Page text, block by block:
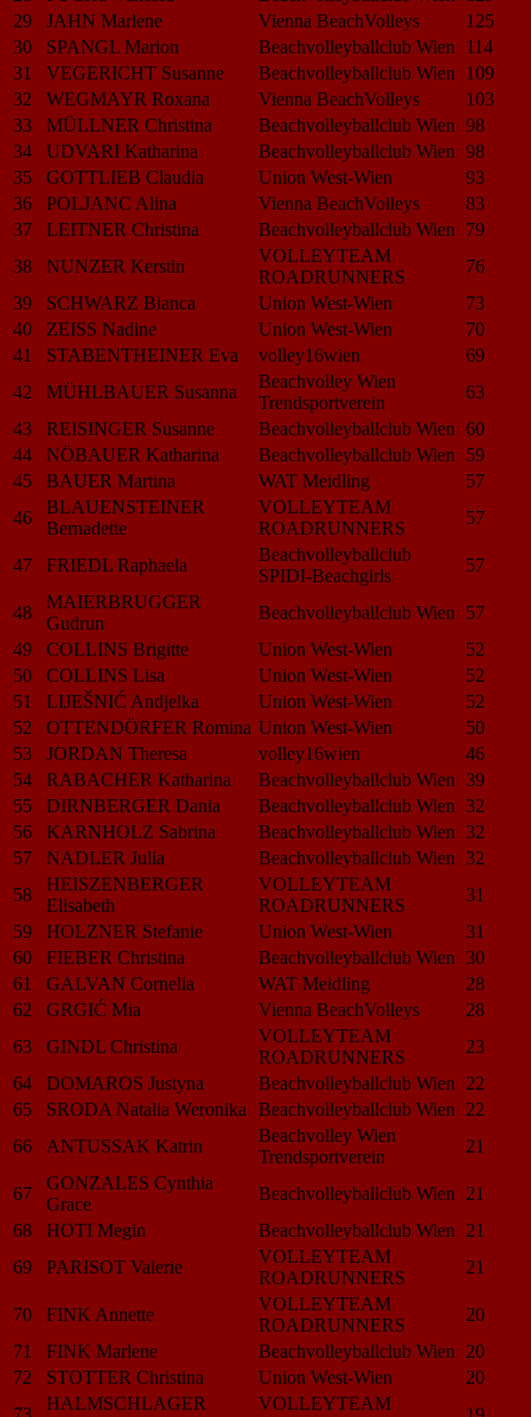
29
JAHN Marlene Vienna BeachVolleys
125
30
SPANGL Marion Beachvolleyballclub Wien
114
31
VEGERICHT Susanne Beachvolleyballclub Wien
109
32
WEGMAYR Roxana Vienna BeachVolleys
103
33
MÜLLNER Christina Beachvolleyballclub Wien 98
34
UDVARI Katharina Beachvolleyballclub Wien 98
35
GOTTLIEB Claudia Union West-Wien
93
36
POLJANC Alina Vienna BeachVolleys
83
37
LEITNER Christina Beachvolleyballclub Wien
79
38
NUNZER Kerstin
VOLLEYTEAM
ROADRUNNERS
76
39
SCHWARZ Bianca Union West-Wien
73
40
ZEISS Nadine Union West-Wien
70
41
STABENTHEINER Eva volley16wien
69
42
MÜHLBAUER Susanna
Beachvolley Wien
Trendsportverein
63
43
REISINGER Susanne Beachvolleyballclub Wien 60
44
NÖBAUER Katharina Beachvolleyballclub Wien
59
45
BAUER Martina WAT Meidling
57
46
BLAUENSTEINER
Bernadette
VOLLEYTEAM
ROADRUNNERS
57
47 FRIEDL Raphaela
Beachvolleyballclub
SPIDI-Beachgirls
57
48
MAIERBRUGGER
Gudrun
Beachvolleyballclub Wien
57
49
COLLINS Brigitte Union West-Wien
52
50
COLLINS Lisa Union West-Wien
52
51
LIJEŠNIĆ Andjelka Union West-Wien
52
52
OTTENDÖRFER Romina Union West-Wien
50
53
JORDAN Theresa volley16wien
46
54
RABACHER Katharina Beachvolleyballclub Wien 39
55
DIRNBERGER Dania Beachvolleyballclub Wien 32
56
KARNHOLZ Sabrina Beachvolleyballclub Wien 32
57
NADLER Julia Beachvolleyballclub Wien 32
58
HEISZENBERGER
Elisabeth
VOLLEYTEAM
ROADRUNNERS
31
59
HOLZNER Stefanie Union West-Wien
31
60
FIEBER Christina Beachvolleyballclub Wien 30
61
GALVAN Cornelia WAT Meidling
28
62
GRGIĆ Mia Vienna BeachVolleys
28
63
GINDL Christina
VOLLEYTEAM
ROADRUNNERS
23
64
DOMAROS Justyna Beachvolleyballclub Wien
22
65
SRODA Natalia Weronika Beachvolleyballclub Wien
22
66
ANTUSSAK Katrin
Beachvolley Wien
Trendsportverein
21
67
GONZALES Cynthia
Grace
Beachvolleyballclub Wien
21
68
HOTI Megin Beachvolleyballclub Wien
21
69
PARISOT Valerie
VOLLEYTEAM
ROADRUNNERS
21
70 FINK Annette
VOLLEYTEAM
ROADRUNNERS
20
71
FINK Marlene Beachvolleyballclub Wien
20
72
STOTTER Christina Union West-Wien
20
HALMSCHLAGER
VOLLEYTEAM